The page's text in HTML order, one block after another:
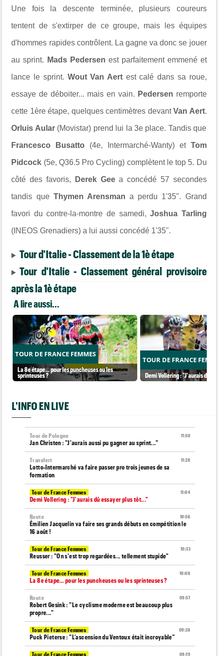
Une fois la descente terminée, plusieurs coureurs
tentent de s'extirper de ce groupe, mais les équipes
d'hommes rapides contrôlent. La gagne va donc se jouer
au sprint. Mads Pedersen est parfaitement emmené et
lance le sprint. Wout Van Aert est calé dans sa roue,
essaye de déboiter... mais en vain. Pedersen remporte
cette 1ère étape, quelques centimètres devantVan Aert.
Orluis Aular(Movistar) prend lui la 3e place. Tandis que
Francesco Busatto (4e, Intermarché-Wanty) et Tom
Pidcock (5e, Q36.5 Pro Cycling) complètent le top 5. Du
côté des favoris, Derek Geea concédé 57 secondes
tandis que Thymen Arensman a perdu 1'35". Grand
favori du contre-la-montre de samedi,Joshua Tarling
(INEOS Grenadiers) a lui aussi concédé 1'35".
Tour d'Italie - Classement de la 1è étape
Tour d'Italie - Classement général provisoire
après la 1è étape
A lire aussi...
TOUR DE FRANCE FEMMES
La 8e étape… pour les puncheuses ou les
sprinteuses ?
TOUR DE FRANCE
Demi Vollering : "J'aurais dû
L'INFO EN LIVE
11:50
Tour de Pologne
Jan Christen : "J'aurais aussi pu gagner au sprint..."
11:28
Transfert
Lotto-Intermarché va faire passer pro trois jeunes de sa
formation
11:04
Tour de France Femmes
Demi Vollering : "J'aurais dû essayer plus tôt..."
10:56
Route
Émilien Jacquelin va faire ses grands débuts en compétition le
16 août !
10:33
Tour de France Femmes
Reusser : "On s'est trop regardées... tellement stupide"
10:08
Tour de France Femmes
La 8e étape… pour les puncheuses ou les sprinteuses ?
09:57
Route
Robert Gesink : "Le cyclisme moderne est beaucoup plus
propre..."
09:38
Tour de France Femmes
Puck Pieterse : "L’ascension du Ventoux était incroyable"
09:19
Tour de France Femmes